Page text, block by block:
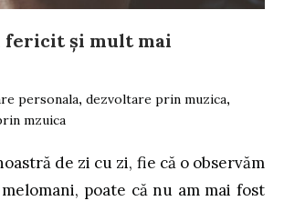
fericit și mult mai
personala, dezvoltare prin muzica,
mzuica
de zi cu zi, fie că o observăm
poate că nu am mai fost